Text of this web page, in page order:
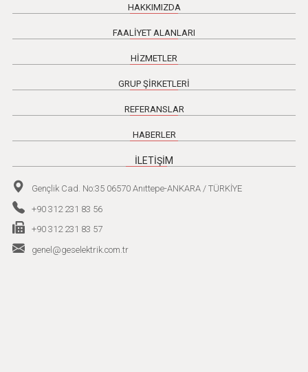
HAKKIMIZDA
FAALİYET ALANLARI
HİZMETLER
GRUP ŞİRKETLERİ
REFERANSLAR
HABERLER
İLETİŞİM
Gençlik Cad. No:35 06570 Anıttepe-ANKARA / TÜRKİYE
+90 312 231 83 56
+90 312 231 83 57
genel@geselektrik.com.tr